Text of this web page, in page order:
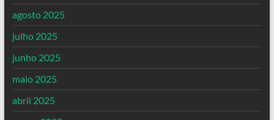
agosto 2025
julho 2025
junho 2025
maio 2025
abril 2025